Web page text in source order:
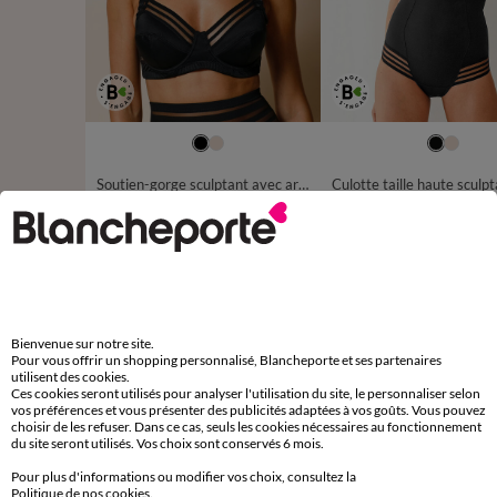
Soutien-gorge sculptant avec armatures - maintien intense
à partir de 25,99 €
-50% dès 2 art Code 899013
042
Body et panty
Paiement 100% sécurisé
Bienvenue sur notre site.
Pour vous offrir un shopping personnalisé, Blancheporte et ses partenaires
utilisent des cookies.
Ces cookies seront utilisés pour analyser l'utilisation du site, le personnaliser selon
vos préférences et vous présenter des publicités adaptées à vos goûts. Vous pouvez
choisir de les refuser. Dans ce cas, seuls les cookies nécessaires au fonctionnement
du site seront utilisés. Vos choix sont conservés 6 mois.
Pour plus d'informations ou modifier vos choix, consultez la
Politique de nos cookies.